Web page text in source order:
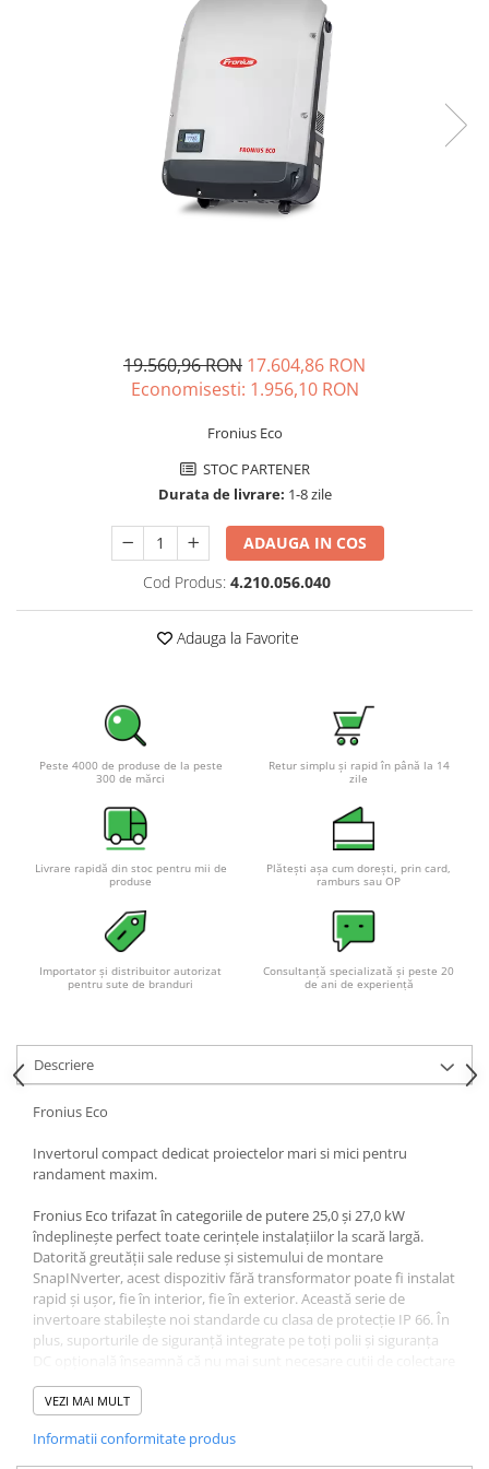
Incarcatoare acumulatori
Panouri fotovoltaice si accesorii
Sisteme prindere panouri
Sisteme de Stocare Comerciale
Sisteme fotovoltaice complete
Sisteme fotovoltaice de putere
mica (rulota/caravan/case de
Statii de incarcare vehicule
Statii de incarcare
Cabluri de incarcare vehicule
Prize de incarcare vehicule
Turbine eoliene pentru casă
Acumulatori VRLA AGM/GEL /
6-12 V
Baterii si acumulatori AGM VRLA
de 6-12 V
Acumulatori Moto, ATV
GEL
AGM
Li-Ion
SLA AGM (Sealed Lead Acid)
Deep Cycle - Tractiune/Semi-
Tractiune
Marine & Caravan
APC
Pachete acumulatori VRLA
Sisteme de management (BMS)
19.560,96 RON 17.604,86 RON
Economisesti: 1.956,10 RON
Fronius Eco
STOC PARTENER
Durata de livrare: 1-8 zile
ADAUGA IN COS
Cod Produs: 4.210.056.040
Adauga la Favorite
Peste 4000 de produse de la peste
300 de mărci
Retur simplu și rapid în până la 14
zile
Livrare rapidă din stoc pentru mii de
produse
Plătești așa cum dorești, prin card,
ramburs sau OP
Importator și distribuitor autorizat
pentru sute de branduri
Consultanță specializată și peste 20
de ani de experiență
Descriere
Fronius Eco
Invertorul compact dedicat proiectelor mari si mici pentru
randament maxim.
Fronius Eco trifazat în categoriile de putere 25,0 și 27,0 kW
îndeplinește perfect toate cerințele instalațiilor la scară largă.
Datorită greutății sale reduse și sistemului de montare
SnapINverter, acest dispozitiv fără transformator poate fi instalat
rapid și ușor, fie în interior, fie în exterior. Această serie de
invertoare stabilește noi standarde cu clasa de protecție IP 66. În
plus, suporturile de siguranță integrate pe toți polii și siguranța
a șirurilor.
Numărul de trackere MPPT 1
VEZI MAI MULT
Informatii conformitate produs